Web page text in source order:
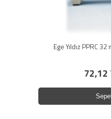
Ege Yıldız PPRC
72,12